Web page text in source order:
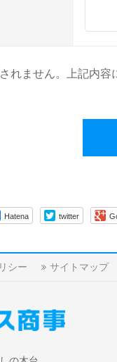
れません。上記内容
Hatena twitter
シー サイトマップ